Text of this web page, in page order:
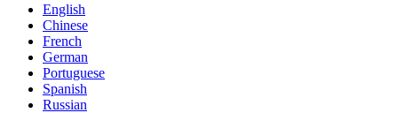
English
Chinese
French
German
Portuguese
Spanish
Russian